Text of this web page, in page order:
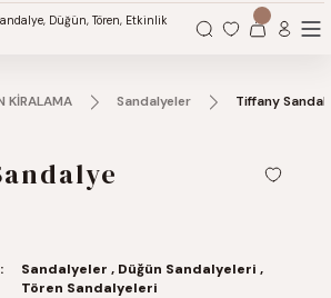
ihtiyaçlarınız burada.
KİRALAMA Sandalyeler Tiffany
Sandalyeler , Düğün Sandalyeleri ,
Tören Sandalyeleri